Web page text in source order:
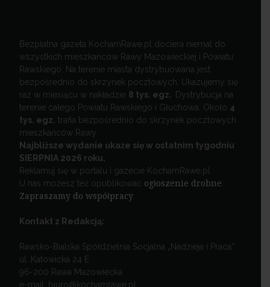
Bezpłatna gazeta KochamRawe.pl dociera niemal do
wszystkich mieszkańców Rawy Mazowieckiej i Powiatu
Rawskiego. Na terenie miasta dystrybuowana jest
bezpośrednio do skrzynek pocztowych. Ukazujemy się
raz w miesiącu w nakładzie 8 tys. egz.
Dystrybucja na
terenie całego Powiatu Rawskiego i Głuchowa. Około 4
tys. egz. trafia bezpośrednio do skrzynek pocztowych
mieszkańców Rawy.
Najbliższe wydanie ukaże się w ostatnim tygodniu
SIERPNIA 2026 roku.
Reklamuj się w portalu i gazecie KochamRawe.pl
U nas możesz też opublikować ogłoszenie drobne
Zapraszamy do współpracy.
Kontakt z Redakcją:
Rawsko-Bialska Spółdzielnia Socjalna „Nadzieja i Praca”
ul. Katowicka 24 E
96-200 Rawa Mazowiecka
e-mail: biuro@kochamrawe.pl